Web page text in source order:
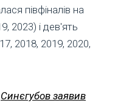
півфіналів на
2023) і дев'ять
2018, 2019, 2020,
Синєгубов заявив